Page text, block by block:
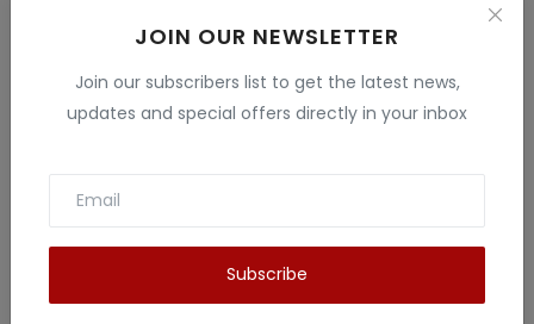
JOIN OUR NEWSLETTER
Join our subscribers list to get the latest news,
updates and special offers directly in your inbox
Subscribe
News Tv India हिंदी